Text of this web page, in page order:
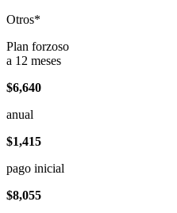
Otros*
Plan forzoso
a 12 meses
$6,640
anual
$1,415
pago inicial
$8,055